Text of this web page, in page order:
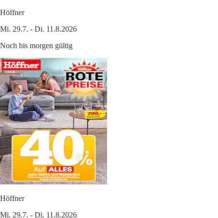
Höffner
Mi. 29.7. - Di. 11.8.2026
Noch bis morgen gültig
Höffner
Mi. 29.7. - Di. 11.8.2026